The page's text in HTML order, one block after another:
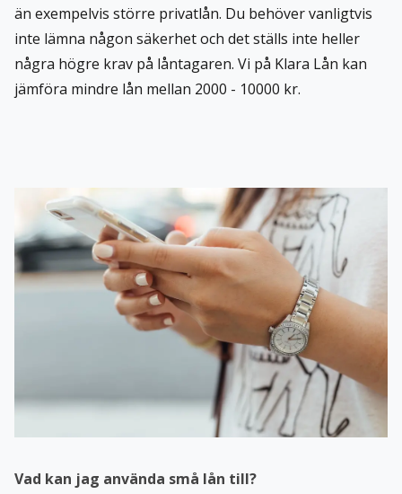
än exempelvis större privatlån. Du behöver vanligtvis
inte lämna någon säkerhet och det ställs inte heller
några högre krav på låntagaren. Vi på Klara Lån kan
jämföra mindre lån mellan 2000 - 10000 kr.
Vad kan jag använda små lån till?